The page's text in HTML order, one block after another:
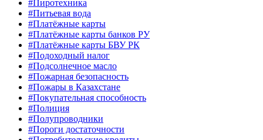
#Пиротехника
#Питьевая вода
#Платёжные карты
#Платёжные карты банков РУ
#Платёжные карты БВУ РК
#Подоходный налог
#Подсолнечное масло
#Пожарная безопасность
#Пожары в Казахстане
#Покупательная способность
#Полиция
#Полупроводники
#Пороги достаточности